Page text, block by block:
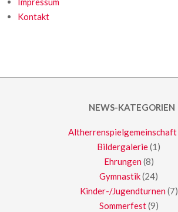
Kontakt
NEWS-KATEGORIEN
Altherrenspielgemeinschaft
Bildergalerie(1)
Ehrungen (8)
Gymnastik(24)
Kinder-/Jugendturnen (7)
Sommerfest(9)